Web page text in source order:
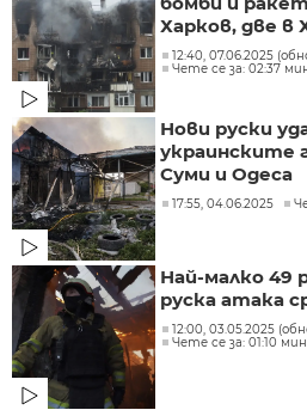
Харков, две в
12:40, 07.06.2025
Чете се за: 02:37
Нови руски
украинските
Суми и Одеса
17:55, 04.06.2025
Най-малко 49
руска атака
12:00, 03.05.2025
Чете се за: 01:10